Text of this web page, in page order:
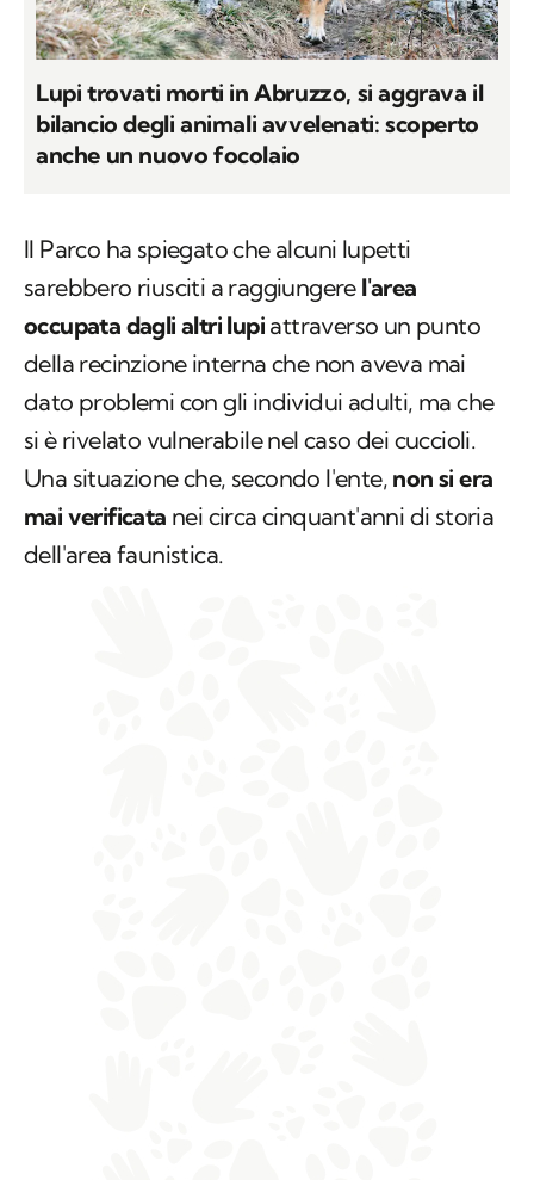
Lupi trovati morti in Abruzzo, si aggrava il
bilancio degli animali avvelenati: scoperto
anche un nuovo focolaio
Il Parco ha spiegato che alcuni lupetti
sarebbero riusciti a raggiungere l'area
occupata dagli altri lupi attraverso un punto
della recinzione interna che non aveva mai
dato problemi con gli individui adulti, ma che
si è rivelato vulnerabile nel caso dei cuccioli.
Una situazione che, secondo l'ente, non si era
mai verificata nei circa cinquant'anni di storia
dell'area faunistica.